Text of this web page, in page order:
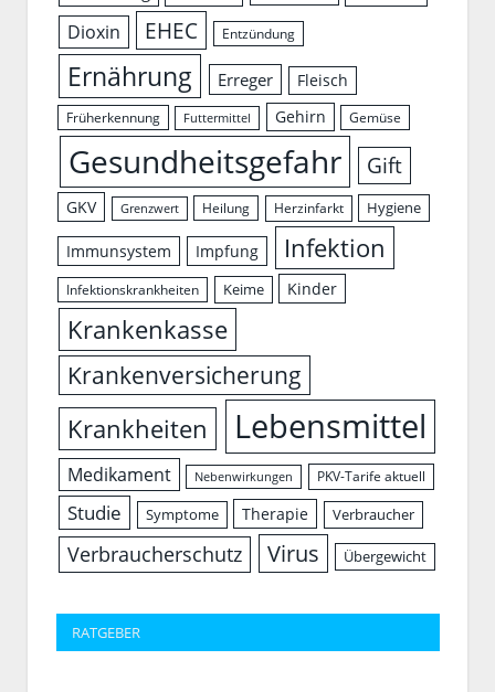
Dioxin EHEC Entzündung
Ernährung Erreger Fleisch
Früherkennung Futtermittel Gehirn Gemüse
Gesundheitsgefahr Gift
GKV Grenzwert Heilung Herzinfarkt Hygiene
Immunsystem Impfung Infektion
Infektionskrankheiten Keime Kinder
Krankenkasse
Krankenversicherung
Krankheiten Lebensmittel
Medikament Nebenwirkungen PKV-Tarife aktuell
Studie Symptome Therapie Verbraucher
Verbraucherschutz Virus Übergewicht
RATGEBER